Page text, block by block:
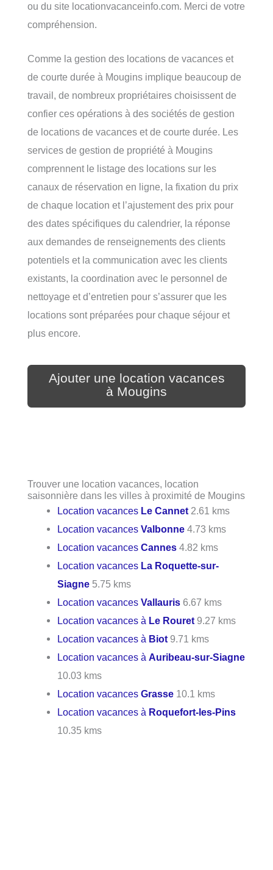
ou du site locationvacanceinfo.com. Merci de votre
compréhension.
Comme la gestion des locations de vacances et
de courte durée à Mougins implique beaucoup de
travail, de nombreux propriétaires choisissent de
confier ces opérations à des sociétés de gestion
de locations de vacances et de courte durée. Les
services de gestion de propriété à Mougins
comprennent le listage des locations sur les
canaux de réservation en ligne, la fixation du prix
de chaque location et l’ajustement des prix pour
des dates spécifiques du calendrier, la réponse
aux demandes de renseignements des clients
potentiels et la communication avec les clients
existants, la coordination avec le personnel de
nettoyage et d’entretien pour s’assurer que les
locations sont préparées pour chaque séjour et
plus encore.
Ajouter une location vacances
à Mougins
Trouver une location vacances, location
saisonnière dans les villes à proximité de Mougins
Location vacances Le Cannet 2.61 kms
Location vacancesValbonne 4.73 kms
Location vacancesCannes 4.82 kms
Location vacances La Roquette-sur-
Siagne 5.75 kms
Location vacancesVallauris 6.67 kms
Location vacances à Le Rouret 9.27 kms
Location vacances à Biot 9.71 kms
Location vacances àAuribeau-sur-Siagne
10.03 kms
Location vacancesGrasse 10.1 kms
Location vacances à Roquefort-les-Pins
10.35 kms